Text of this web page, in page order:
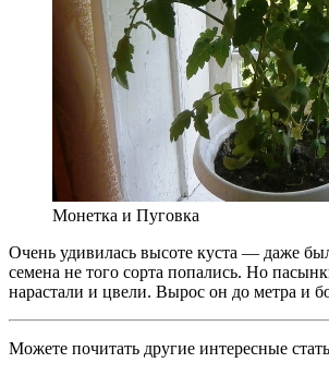
Монетка и Пуговка
Очень удивилась высоте куста — даже
семена не того сорта попались. Но
нарастали и цвели. Вырос он до метра и
Можете почитать другие интересные